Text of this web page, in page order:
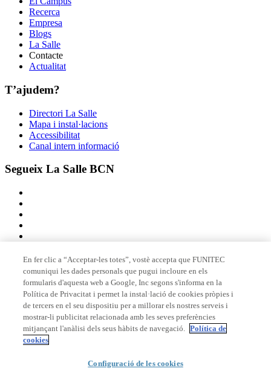
Recerca
Empresa
Blogs
La Salle
Contacte
Actualitat
T’ajudem?
Directori La Salle
Mapa i instal·lacions
Accessibilitat
Canal intern informació
Segueix La Salle BCN
Membre de
Acreditacions
© 2026 La Salle Campus Barcelona - URL |Avís legal
En fer clic a “Acceptar-les totes”, vostè accepta que FUNITEC
comuniqui les dades personals que pugui incloure en els
formularis d'aquesta web a Google, Inc segons s'informa en la
Política de Privacitat i permet la instal·lació de cookies pròpies i
de tercers en el seu dispositiu per a millorar els nostres serveis i
mostrar-li publicitat relacionada amb les seves preferències
mitjançant l'anàlisi dels seus hàbits de navegació. Política de
cookies
Configuració de les cookies